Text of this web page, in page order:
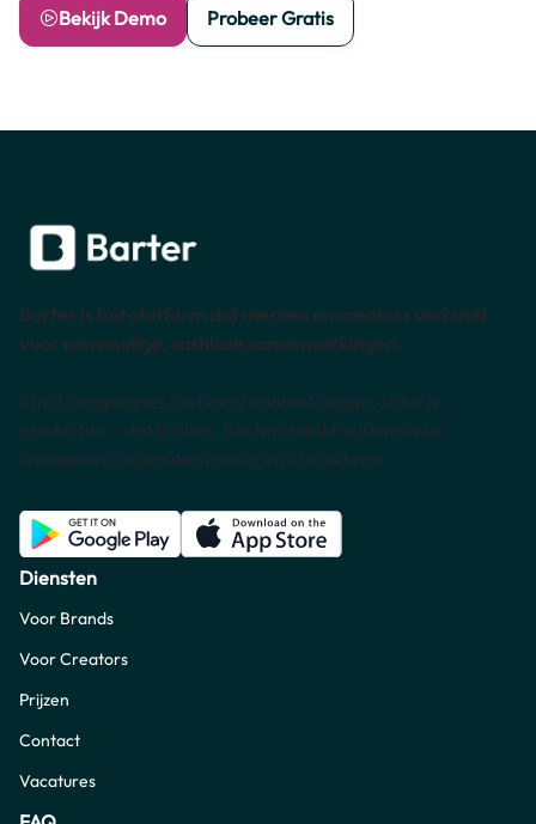
Bekijk Demo Probeer Gratis
Barter is het platform dat merken en creators verbindt
voor eenvoudige, cashloze samenwerkingen.
Start campagnes, ontvang aanmeldingen, stuur je
producten – dat is alles. Barter maakt authentieke
samenwerkingen eenvoudig en schaalbaar.
Diensten
Voor Brands
Voor Creators
Prijzen
Contact
Vacatures